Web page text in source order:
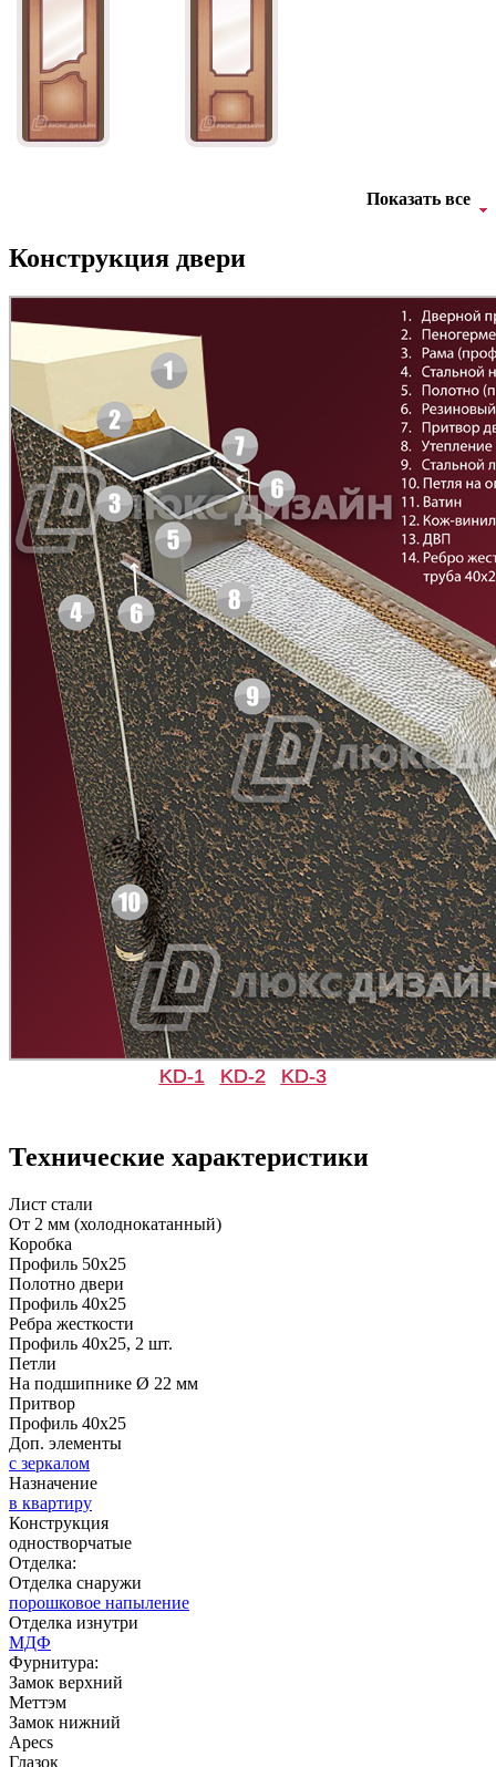
БУК БАВАРИЯ
Д-11 СС Д-15 60
Д-33 Д-35 Н
Д-35 СС
Д-36 46 30
Д-36 С
C44
C47 C48
C49 C50
C53
C55
Показать все
Конструкция двери
KD-1 KD-2 KD-3
Технические характеристики
Лист стали
От 2 мм (холоднокатанный)
Коробка
Профиль 50х25
Полотно двери
Профиль 40х25
Ребра жесткости
Профиль 40х25, 2 шт.
Петли
На подшипнике Ø 22 мм
Притвор
Профиль 40х25
Доп. элементы
с зеркалом
Назначение
в квартиру
Конструкция
одностворчатые
Отделка:
Отделка снаружи
порошковое напыление
Отделка изнутри
МДФ
Фурнитура:
Замок верхний
Меттэм
Замок нижний
Apecs
Глазок